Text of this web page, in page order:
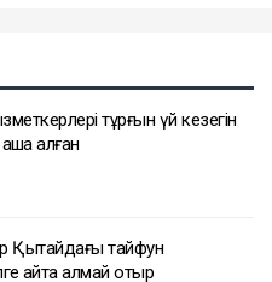
тұрғын үй кезегін
алған
Қытайдағы тайфун
қайта алмай отыр